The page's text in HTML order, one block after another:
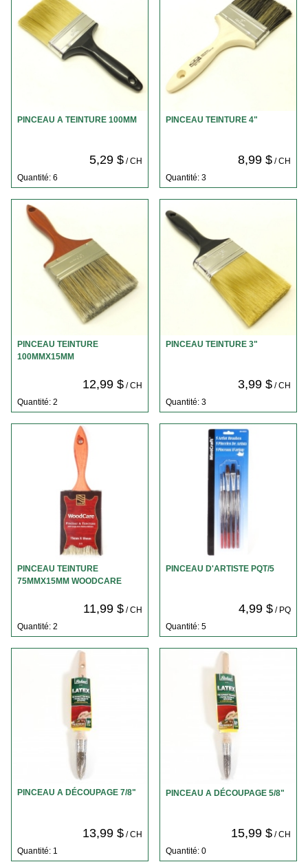
PINCEAU A TEINTURE 100MM
5,29 $/ CH
Quantité: 6
PINCEAU TEINTURE 4"
8,99 $/ CH
Quantité: 3
PINCEAU TEINTURE
100MMX15MM
12,99 $/ CH
Quantité: 2
PINCEAU TEINTURE 3"
3,99 $/ CH
Quantité: 3
PINCEAU TEINTURE
75MMX15MM WOODCARE
11,99 $/ CH
Quantité: 2
PINCEAU D'ARTISTE PQT/5
4,99 $/ PQ
Quantité: 5
PINCEAU A DÉCOUPAGE 7/8"
13,99 $/ CH
Quantité: 1
PINCEAU A DÉCOUPAGE 5/8"
15,99 $/ CH
Quantité: 0